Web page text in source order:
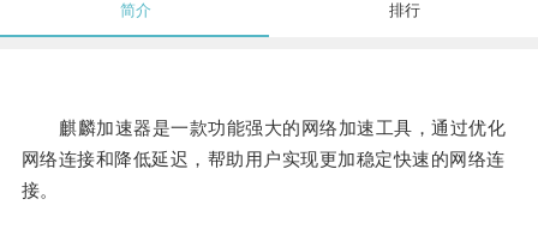
简介 排行
麒麟加速器是一款功能强大的网络加速工具，通过优化
网络连接和降低延迟，帮助用户实现更加稳定快速的网络连
接。